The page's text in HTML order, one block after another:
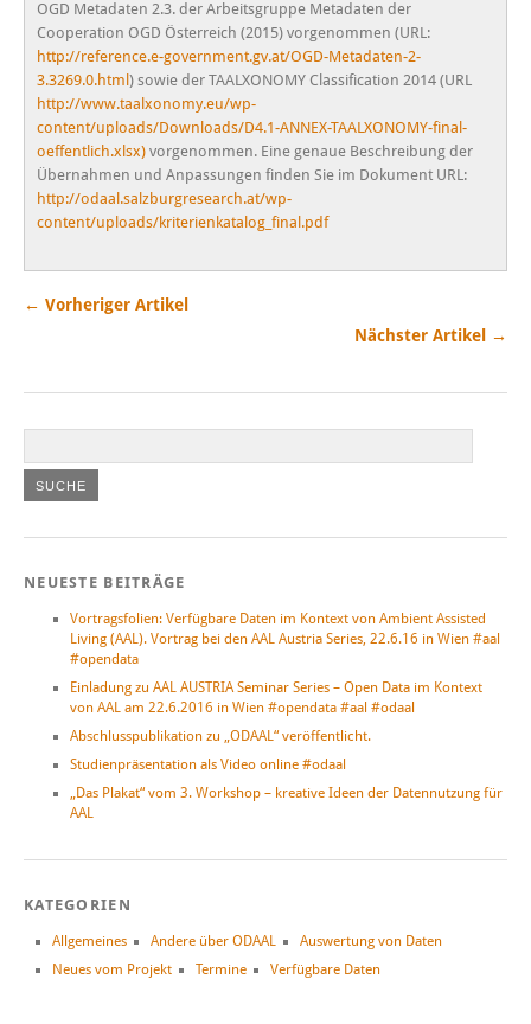
OGD Metadaten 2.3. der Arbeitsgruppe Metadaten der
Cooperation OGD Österreich (2015) vorgenommen (URL:
http://reference.e-government.gv.at/OGD-Metadaten-2-
3.3269.0.html) sowie der TAALXONOMY Classification 2014 (URL
http://www.taalxonomy.eu/wp-
content/uploads/Downloads/D4.1-ANNEX-TAALXONOMY-final-
oeffentlich.xlsx) vorgenommen. Eine genaue Beschreibung der
Übernahmen und Anpassungen finden Sie im Dokument URL:
http://odaal.salzburgresearch.at/wp-
content/uploads/kriterienkatalog_final.pdf
← Vorheriger Artikel
Nächster Artikel →
NEUESTE BEITRÄGE
Vortragsfolien: Verfügbare Daten im Kontext von Ambient Assisted
Living (AAL). Vortrag bei den AAL Austria Series, 22.6.16 in Wien #aal
#opendata
Einladung zu AAL AUSTRIA Seminar Series – Open Data im Kontext
von AAL am 22.6.2016 in Wien #opendata #aal #odaal
Abschlusspublikation zu „ODAAL“ veröffentlicht.
Studienpräsentation als Video online #odaal
„Das Plakat“ vom 3. Workshop – kreative Ideen der Datennutzung für
AAL
KATEGORIEN
Allgemeines Andere über ODAAL
Auswertung von Daten
Neues vom Projekt
Termine Verfügbare Daten